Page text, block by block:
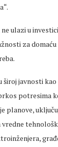
ulazi u
za
javnosti
potresima
planove,